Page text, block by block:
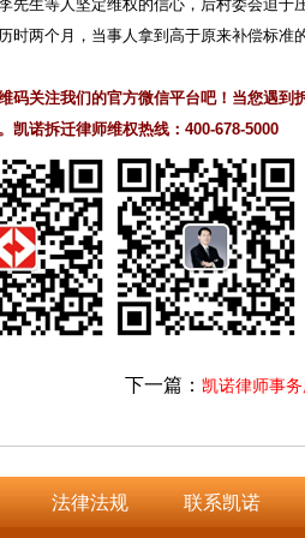
先生等人坚定维权的信心，后村委会迫于
时两个月 ，当事人拿到高于原来补偿标准
码关注我们的官方微信平台吧！当您遇到
凯诺拆迁律师维权热线：400-678-5000
下一篇： 凯诺律师事务
法律法规 联系凯诺